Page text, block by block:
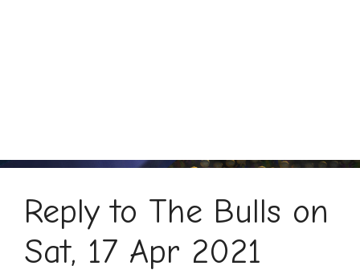
Reply to The Bulls on
Sat, 17 Apr 2021